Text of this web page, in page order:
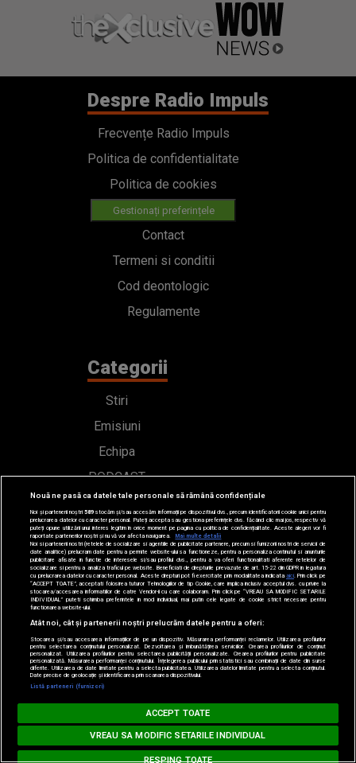
Despre Radio Impuls
Frecvențe Radio Impuls
Politica de confidentialitate
Politica de cookies
Gestionați preferințele
Contact
Termeni si conditii
Cod deontologic
Regulamente
Categorii
Stiri
Emisiuni
Echipa
PODCAST
Concursuri
HOT40
Contact
Bd. Mărăști 65-67,
Romexpo Intrarea C,
Pavilion T, sector 1
office@radioimpuls.ro
LIVE : 0754-222.999
Loading...
Party Zone - EVEN STEVEN In The MixParty Zone - EVEN STEVEN In
Nouă ne pasă ca datele tale personale să rămână confidențiale
Noi și partenerii noștri589stocăm și/sau accesăm informații pe dispozitivul dvs., precum identificatorii cookie unici pentru
prelucrarea datelor cu caracter personal. Puteți accepta sau gestiona preferințele dvs. făcând clic mai jos, respectiv vă
puteți opune utilizării unui interes legitim în orice moment pe pagina cu politica de confidențialitate. Aceste alegeri vor fi
raportate partenerilor noștri și nu vă vor afecta navigarea.
Mai multe detalii
Noi si partenerii nostri (retelele de socializare si agentiile de publicitate partenere, precum si furnizorii nostri de servicii de
date analitice) prelucram date pentru a permite website-ului sa functioneze, pentru a personaliza continutul si anunturile
publicitare afisate in functie de interesele si/sau profilul dvs., pentru a va oferi functionalitati aferente retelelor de
socializare si pentru a analiza traficul pe website. Beneficiati de drepturile prevazute de art. 15-22 din GDPR in legatura
cu prelucrarea datelor cu caracter personal. Aceste drepturi pot fi exercitate prin modalitatea indicataaici . Prin click pe
“ACCEPT TOATE”, acceptati folosirea tuturor Tehnologiilor de tip Cookie, care implica inclusiv acceptul dvs. cu privire la
stocarea/accesarea informatiilor de catre Vendor-ii cu care colaboram. Prin click pe “VREAU SA MODIFIC SETARILE
INDIVIDUAL” puteti schimba preferintele in mod individual, mai putin cele legate de cookie strict necesare pentru
functionarea website-ului.
Atât noi, cât și partenerii noștri prelucrăm datele pentru a oferi:
Stocarea și/sau accesarea informațiilor de pe un dispozitiv. Măsurarea performanței reclamelor. Utilizarea profilurilor
pentru selectarea conținutului personalizat. Dezvoltarea și îmbunătățirea serviciilor. Crearea profilurilor de conținut
personalizat. Utilizarea profilurilor pentru selectarea publicității personalizate. Crearea profilurilor pentru publicitate
personalizată. Măsurarea performanței conținutului. Înțelegerea publicului prin statistici sau combinații de date din surse
diferite. Utilizarea de date limitate pentru a selecta publicitatea. Utilizarea datelor limitate pentru a selecta conținutul.
Date precise de geolocație și identificarea prin scanarea dispozitivului.
Listă parteneri (furnizori)
ACCEPT TOATE
RESPING TOATE
VREAU SA MODIFIC SETARILE INDIVIDUAL